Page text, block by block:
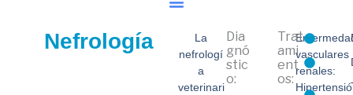
Nefrología
La
nefrologí
a
veterinari
Dia
gnó
stic
o:
vasculares
renales:
Trat
ami
ent
os: